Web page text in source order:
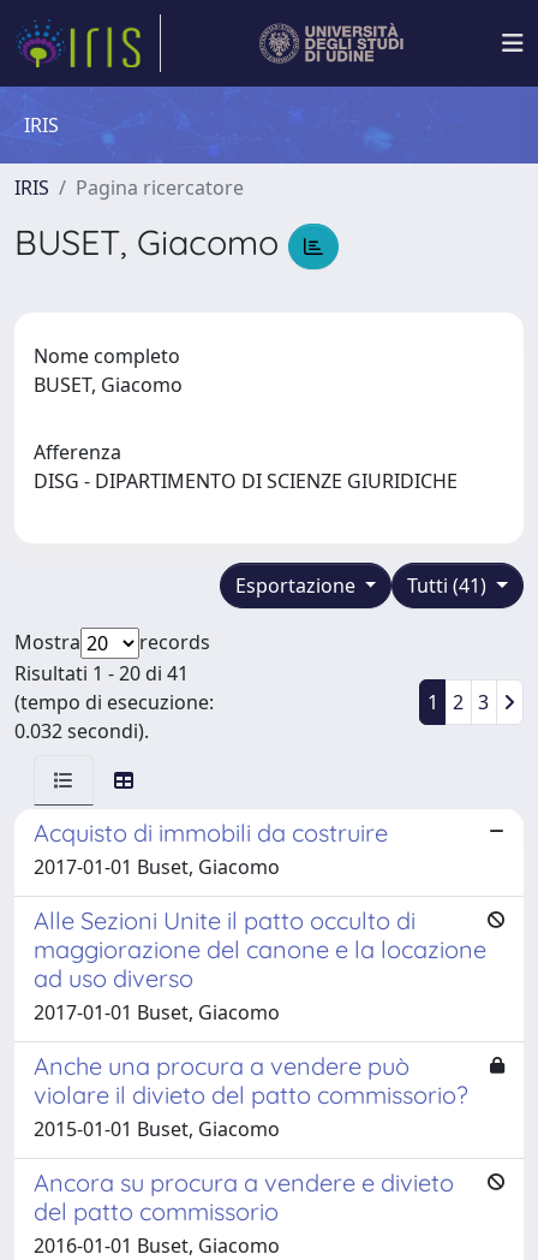
IRIS
IRIS Pagina ricercatore
BUSET, Giacomo
Nome completo
BUSET, Giacomo
Afferenza
DISG - DIPARTIMENTO DI SCIENZE GIURIDICHE
Tutti (41)
Esportazione
Mostra
records
Risultati 1 - 20 di 41
(tempo di esecuzione:
0.032 secondi).
1 2 3
Acquisto di immobili da costruire
2017-01-01 Buset, Giacomo
Alle Sezioni Unite il patto occulto di
maggiorazione del canone e la locazione
ad uso diverso
2017-01-01 Buset, Giacomo
Anche una procura a vendere può
violare il divieto del patto commissorio?
2015-01-01 Buset, Giacomo
Ancora su procura a vendere e divieto
del patto commissorio
2016-01-01 Buset, Giacomo